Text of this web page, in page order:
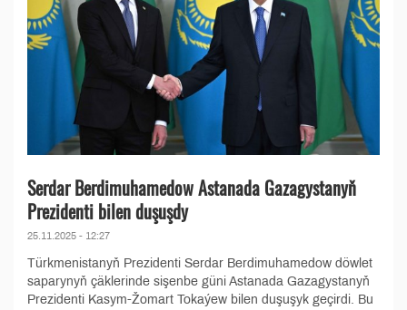
Serdar Berdimuhamedow Astanada Gazagystanyň
Prezidenti bilen duşuşdy
25.11.2025 - 12:27
Türkmenistanyň Prezidenti Serdar Berdimuhamedow döwlet
saparynyň çäklerinde sişenbe güni Astanada Gazagystanyň
Prezidenti Kasym-Žomart Tokaýew bilen duşuşyk geçirdi. Bu